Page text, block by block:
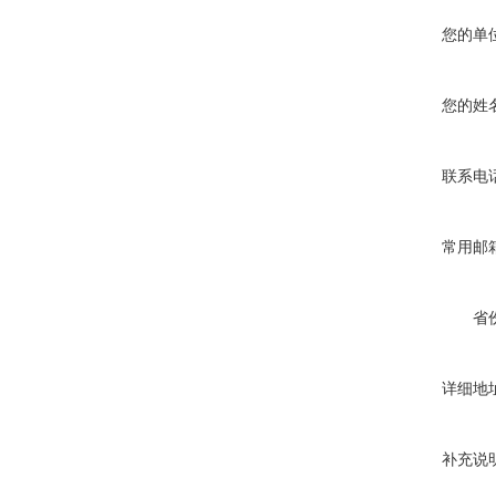
您的单
您的姓
联系电
常用邮
省
详细地
补充说